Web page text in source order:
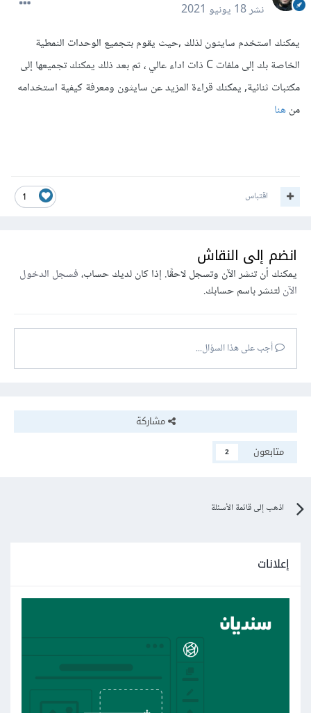
نشر18 يونيو 2021
يمكنك استخدم سايثون لذلك ,حيث يقوم بتجميع الوحدات النمطية
الخاصة بك إلى ملفات C ذات اداء عالي ، ثم بعد ذلك يمكنك تجميعها إلى
مكتبات ثنائية, يمكنك قراءة المزيد عن سايثون ومعرفة كيفية استخدامه
منهنا
1 اقتباس
انضم إلى النقاش
يمكنك أن تنشر الآن وتسجل لاحقًا. إذا كان لديك حساب،فسجل الدخول
الآنلتنشر باسم حسابك.
أجب على هذا السؤال...
مشاركة
متابعون
2
اذهب إلى قائمة الأسئلة
إعلانات